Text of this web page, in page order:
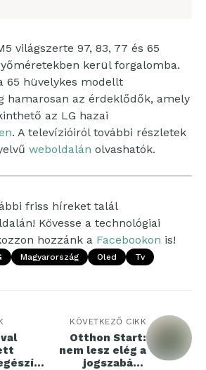
világszerte 97, 83, 77 és 65
kerül forgalomba.
65 hüvelykes modellt
hamarosan az érdeklődők, amely
az LG hazai
. A televízióiról további részletek
weboldalán olvashatók.
friss híreket talál
Kövesse a technológiai
hozzánk a Facebookon is!
Magyarország Oled Tv
KÖVETKEZŐ CIKK
Otthon Start:
nem lesz elég a
jogszabályi